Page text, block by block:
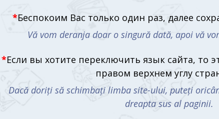
(Ticket to ride: Europe) (рум.)
(Activity Original) (рус.)
770